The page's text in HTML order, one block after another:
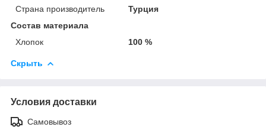
Страна производитель
Турция
Состав материала
Хлопок
100 %
Скрыть
Условия доставки
Самовывоз